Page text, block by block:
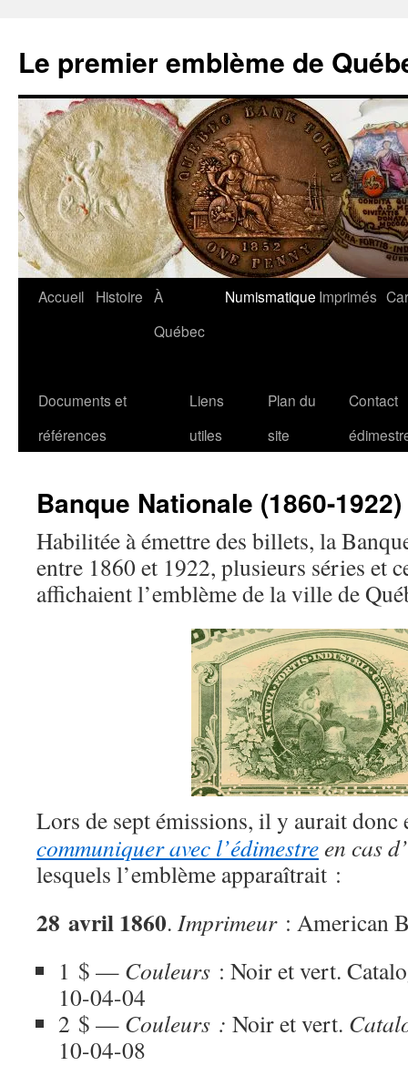
contenu
Le premier emblème de
Accueil Histoire À
Québec
Numismatique Imprimés
Documents et
références
Liens
utiles
Plan du
site
Contact
Banque Nationale (1860-1922)
Habilitée à émettre des billets, la
entre 1860 et 1922, plusieurs séries et
affichaient l’emblème de la ville de
Lors de sept émissions, il y aurait donc
communiquer avec l’édimestreen cas
lesquels l’emblème apparaîtrait :
28 avril 1860. Imprimeur: American
1 $ — Couleurs : Noir et vert.
10-04-04
2 $ — Couleurs : Noir et vert.
10-04-08